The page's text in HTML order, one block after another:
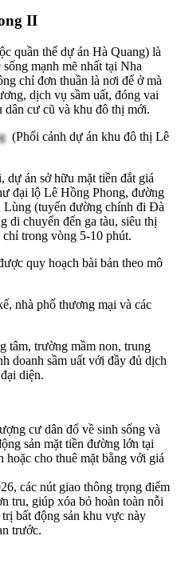
II
quần thể dự án Hà Quang) là
mạnh mẽ nhất tại Nha
chỉ đơn thuần là nơi để ở mà
dịch vụ sầm uất, đóng vai
dân cư cũ và khu đô thị mới.
(Phối cảnh dự án khu đô thị Lê
án sở hữu mặt tiền đắt giá
đại lộ Lê Hồng Phong, đường
Lùng (tuyến đường chính đi Đà
di chuyển đến ga tàu, siêu thị
trong vòng 5-10 phút.
quy hoạch bài bản theo mô
nhà phố thương mại và các
tâm, trường mầm non, trung
doanh sầm uất với đầy đủ dịch
diện.
cư dân đổ về sinh sống và
sản mặt tiền đường lớn tại
hoặc cho thuê mặt bằng với giá
các nút giao thông trọng điểm
tru, giúp xóa bỏ hoàn toàn nỗi
bất động sản khu vực này
trước.